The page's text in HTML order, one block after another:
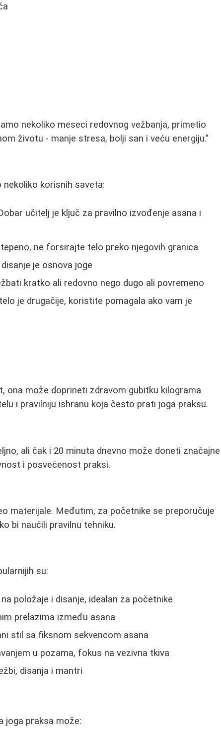
nekoliko meseci redovnog vežbanja, primetio
životu - manje stresa, bolji san i veću energiju."
korisnih saveta:
učitelj je ključ za pravilno izvođenje asana i
ne forsirajte telo preko njegovih granica
je osnova joge
kratko ali redovno nego dugo ali povremeno
je drugačije, koristite pomagala ako vam je
ona može doprineti zdravom gubitku kilograma
i pravilniju ishranu koja često prati joga praksu.
ali čak i 20 minuta dnevno može doneti značajne
i posvećenost praksi.
materijale. Međutim, za početnike se preporučuje
bi naučili pravilnu tehniku.
su:
položaje i disanje, idealan za početnike
prelazima između asana
stil sa fiksnom sekvencom asana
u pozama, fokus na vezivna tkiva
disanja i mantri
joga praksa može: